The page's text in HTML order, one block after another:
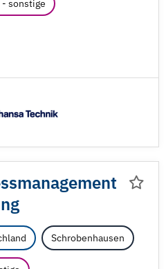
sonstige
Schrobenhausen